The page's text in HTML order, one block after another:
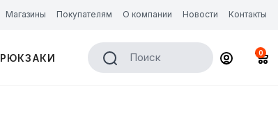
Магазины Покупателям О компании Новости Контакты
РЮКЗАКИ Поиск 0